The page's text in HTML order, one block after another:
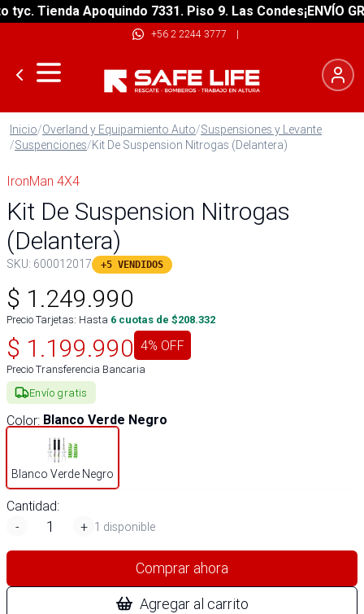
Tienda Apoquindo 7331. Piso 9. Las Condes¡ENVÍO
+56 2 2244 3777 |
Inicio/Overland y Equipamiento Auto/Suspensiones y Levante
/Suspenciones/Kit De Suspension Nitrogas (Delantera)
IronMan 4X4
Kit De Suspension Nitrogas
(Delantera)
SKU: 600012017 +5 VENDIDOS
$ 1.249.990
Precio Tarjetas: Hasta 6 cuotas de $208.332
$ 1.199.990 4% OFF
Precio Transferencia Bancaria
Envío gratis
Color: Blanco Verde Negro
Blanco Verde Negro
Cantidad:
-
+ 1 disponible
Comprar ahora
Agregar al carrito